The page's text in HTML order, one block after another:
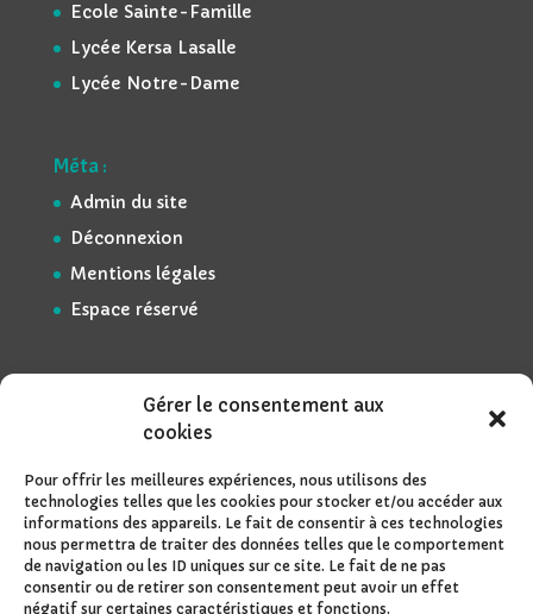
Gérer le consentement aux
cookies
Pour offrir les meilleures expériences, nous utilisons des
technologies telles que les cookies pour stocker et/ou accéder aux
informations des appareils. Le fait de consentir à ces technologies
nous permettra de traiter des données telles que le comportement
de navigation ou les ID uniques sur ce site. Le fait de ne pas
consentir ou de retirer son consentement peut avoir un effet
négatif sur certaines caractéristiques et fonctions.
Ecole Sainte-Famille
Lycée Kersa Lasalle
Lycée Notre-Dame
Méta :
Admin du site
Déconnexion
Mentions légales
Espace réservé